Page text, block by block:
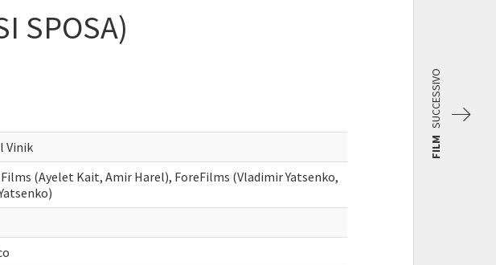
SPOSA)
Vinik
(Ayelet Kait, Amir Harel), ForeFilms (Vladimir Yatsenko,
FILM
SUCCESSIVO